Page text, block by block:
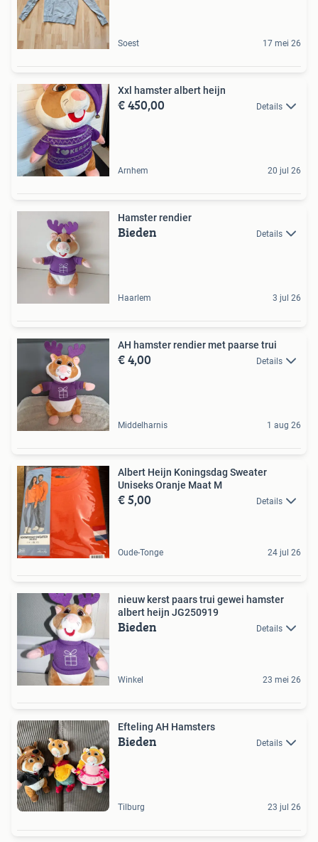
Soest 17 mei 26
Xxl hamster albert heijn
€ 450,00 Details
Arnhem 20 jul 26
Hamster rendier
Bieden Details
Haarlem 3 jul 26
AH hamster rendier met paarse trui
€ 4,00 Details
Middelharnis 1 aug 26
Albert Heijn Koningsdag Sweater
Uniseks Oranje Maat M
€ 5,00 Details
Oude-Tonge 24 jul 26
nieuw kerst paars trui gewei hamster
albert heijn JG250919
Bieden Details
Winkel 23 mei 26
Efteling AH Hamsters
Bieden Details
Tilburg 23 jul 26